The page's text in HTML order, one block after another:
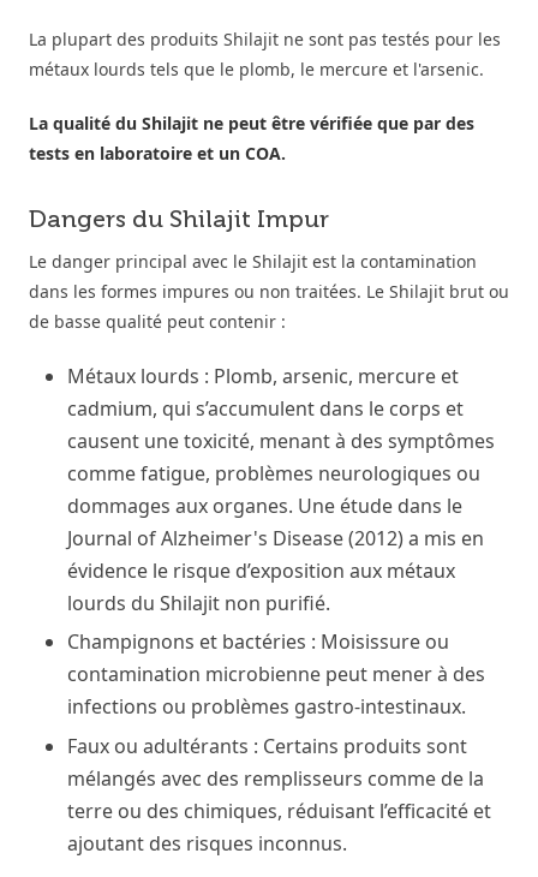
La plupart des produits Shilajit ne sont pas testés pour les
métaux lourds tels que le plomb, le mercure et l'arsenic.
La qualité du Shilajit ne peut être vérifiée que par des
tests en laboratoire et un COA.
Dangers du Shilajit Impur
Le danger principal avec le Shilajit est la contamination
dans les formes impures ou non traitées. Le Shilajit brut ou
de basse qualité peut contenir :
Métaux lourds : Plomb, arsenic, mercure et
cadmium, qui s’accumulent dans le corps et
causent une toxicité, menant à des symptômes
comme fatigue, problèmes neurologiques ou
dommages aux organes. Une étude dans le
Journal of Alzheimer's Disease (2012) a mis en
évidence le risque d’exposition aux métaux
lourds du Shilajit non purifié.
Champignons et bactéries : Moisissure ou
contamination microbienne peut mener à des
infections ou problèmes gastro-intestinaux.
Faux ou adultérants : Certains produits sont
mélangés avec des remplisseurs comme de la
terre ou des chimiques, réduisant l’efficacité et
ajoutant des risques inconnus.